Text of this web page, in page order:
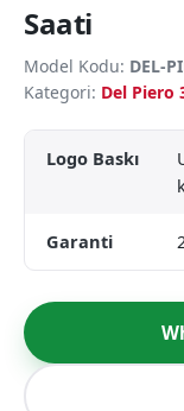
Saati
Model Kodu: DEL-
Kategori: Del Piero
Logo Baskı
Garanti